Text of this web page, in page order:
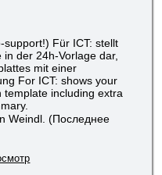
support!) Für ICT: stellt
der 24h-Vorlage dar,
mit einer
For ICT: shows your
template including extra
Weindl. (Последнее